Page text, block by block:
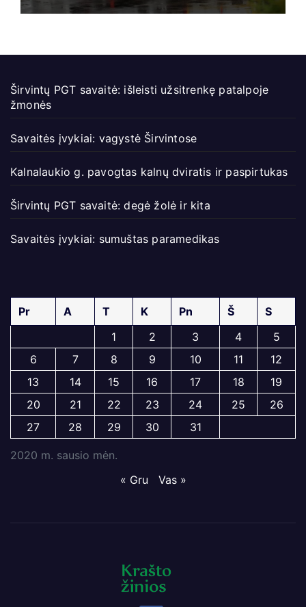
Širvintų PGT savaitė: išleisti užsitrenkę patalpoje
žmonės
Savaitės įvykiai: vagystė Širvintose
Kalnalaukio g. pavogtas kalnų dviratis ir paspirtukas
Širvintų PGT savaitė: degė žolė ir kita
Savaitės įvykiai: sumuštas paramedikas
2020 m. sausio mėn.
Pr A T K Pn Š
S
1
2 3 4
5
6
7 8 9 10 11
12
13
14 15 16 17 18
19
20
21 22 23 24 25
26
27
28 29 30 31
« Gru Vas »